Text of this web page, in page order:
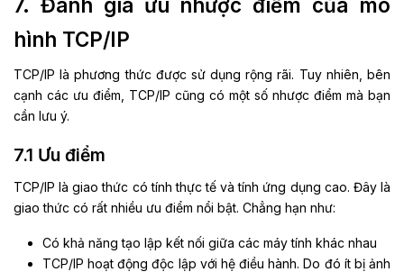
hình TCP/IP
TCP/IP là phương thức được sử dụng rộng rãi. Tuy nhiên, bên
cạnh các ưu điểm, TCP/IP cũng có một số nhược điểm mà bạn
cần lưu ý.
7.1 Ưu điểm
TCP/IP là giao thức có tính thực tế và tính ứng dụng cao. Đây là
giao thức có rất nhiều ưu điểm nổi bật. Chẳng hạn như:
Có khả năng tạo lập kết nối giữa các máy tính khác nhau
TCP/IP hoạt động độc lập với hệ điều hành. Do đó ít bị ảnh